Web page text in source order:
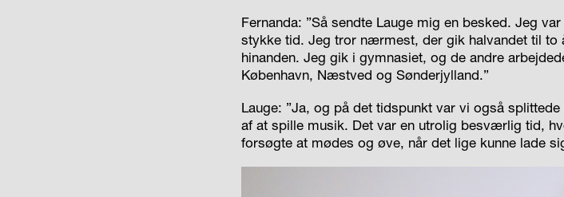
Fernanda: ”Så sendte Lauge mig en besked. Jeg
stykke tid. Jeg tror nærmest, der gik halvandet til
hinanden. Jeg gik i gymnasiet, og de andre
København, Næstved og Sønderjylland.”
Lauge: ”Ja, og på det tidspunkt var vi og­så
af at spille musik. Det var en utrolig besværlig tid,
forsøgte at mødes og øve, når det lige kunne lade